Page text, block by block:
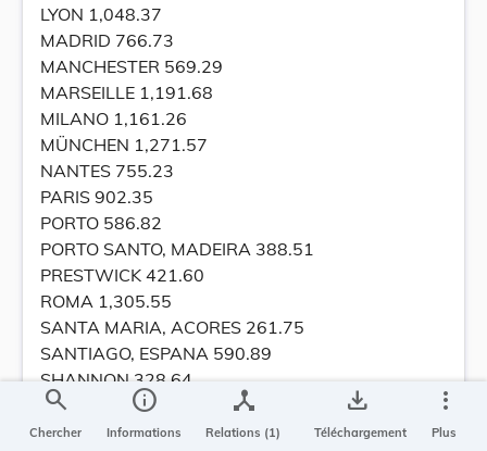
LYON 1,048.37
MADRID 766.73
MANCHESTER 569.29
MARSEILLE 1,191.68
MILANO 1,161.26
MÜNCHEN 1,271.57
NANTES 755.23
PARIS 902.35
PORTO 586.82
PORTO SANTO, MADEIRA 388.51
PRESTWICK 421.60
ROMA 1,305.55
SANTA MARIA, ACORES 261.75
SANTIAGO, ESPANA 590.89
SHANNON 328.64
TENERIFE 643.13
TOULOUSE-BLAGNAC 1,015.45
search
Chercher
info
Informations
device_hub
Relations (1)
save_alt
Téléchargement
more_vert
Plus